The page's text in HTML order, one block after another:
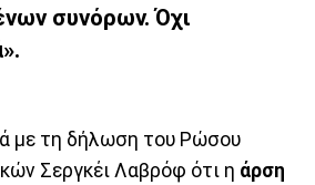
συνόρων. Όχι
με τη δήλωση του Ρώσου
Σεργκέι Λαβρόφ ότι η άρση